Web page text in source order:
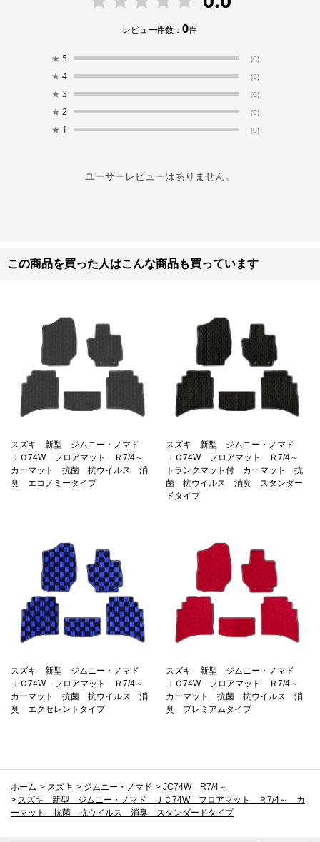
レビュー件数：0件
★ 5 (0)
★ 4 (0)
★ 3 (0)
★ 2 (0)
★ 1 (0)
ユーザーレビューはありません。
この商品を買った人はこんな商品も買っています
スズキ 新型 ジムニー・ノマド
ＪＣ74W フロアマット Ｒ7/4～
カーマット 抗菌 抗ウイルス 消
臭 エコノミータイプ
スズキ 新型 ジムニー・ノマド
ＪＣ74W フロアマット Ｒ7/4～
トランクマット付 カーマット 抗
菌 抗ウイルス 消臭 スタンダー
ドタイプ
スズキ 新型 ジムニー・ノマド
ＪＣ74W フロアマット Ｒ7/4～
カーマット 抗菌 抗ウイルス 消
臭 エクセレントタイプ
スズキ 新型 ジムニー・ノマド
ＪＣ74W フロアマット Ｒ7/4～
カーマット 抗菌 抗ウイルス 消
臭 プレミアムタイプ
ホーム > スズキ > ジムニー・ノマド > JC74W R7/4～
> スズキ 新型 ジムニー・ノマド ＪＣ74W フロアマット Ｒ7/4～ カ
ーマット 抗菌 抗ウイルス 消臭 スタンダードタイプ